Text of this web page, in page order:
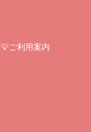
💡ご利用案内